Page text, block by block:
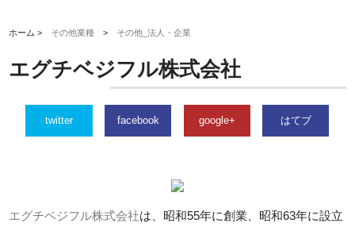
ホーム > その他業種 > その他_法人・企業
エグチベジフル株式会社
twitter facebook google+ はてブ
エグチベジフル株式会社は、昭和55年に創業、昭和63年に設立